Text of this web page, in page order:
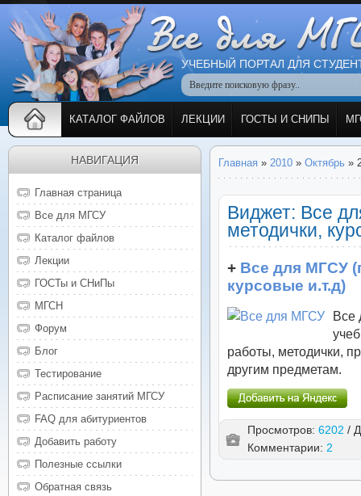
УЧЕБНЫЙ ПОРТАЛ ДЛЯ
КАТАЛОГ ФАЙЛОВ ЛЕКЦИИ ГОСТЫ И СНИПЫ
Главная » 2010 » Октябрь »
Виджет: Все
методички,
+ Все для МГСУ
курсовые и.т.д)
Все
работы, методички,
другим предметам.
Просмотров: 6202 /
Комментарии: 2
НАВИГАЦИЯ
Главная страница
Все для МГСУ
Каталог файлов
Лекции
ГОСТы и СНиПы
МГСН
Форум
Блог
Тестирование
Расписание занятий МГСУ
FAQ для абитуриентов
Добавить работу
Полезные ссылки
Обратная связь